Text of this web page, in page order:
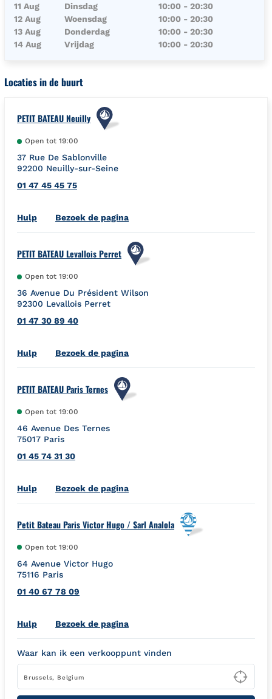
11 Aug
Dinsdag 10:00 - 20:30
12 Aug
Woensdag 10:00 - 20:30
13 Aug
Donderdag 10:00 - 20:30
14 Aug
Vrijdag 10:00 - 20:30
Locaties in de buurt
PETIT BATEAU Neuilly
Open tot 19:00
37 Rue De Sablonville
92200 Neuilly-sur-Seine
01 47 45 45 75
HulpLink Opens in New Tab
Bezoek de pagina
PETIT BATEAU Levallois Perret
Open tot 19:00
36 Avenue Du Président Wilson
92300 Levallois Perret
01 47 30 89 40
HulpLink Opens in New Tab
Bezoek de pagina
PETIT BATEAU Paris Ternes
Open tot 19:00
46 Avenue Des Ternes
75017 Paris
01 45 74 31 30
HulpLink Opens in New Tab
Bezoek de pagina
Petit Bateau Paris Victor Hugo / Sarl Analola
Open tot 19:00
64 Avenue Victor Hugo
75116 Paris
01 40 67 78 09
HulpLink Opens in New Tab
Bezoek de pagina
Waar kan ik een verkooppunt vinden